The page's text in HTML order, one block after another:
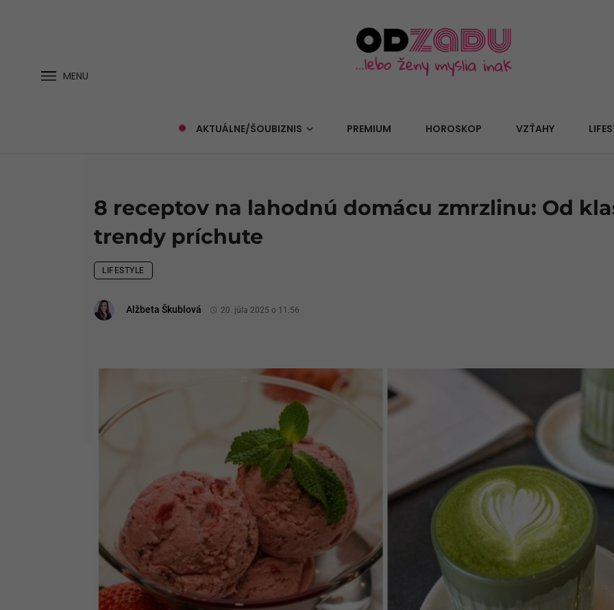
MENU
AKTUÁLNE/ŠOUBIZNIS PREMIUM HOROSKOP VZŤAHY
8 receptov na lahodnú domácu zmrzlinu: Od
trendy príchute
LIFESTYLE
Alžbeta Škublová 20. júla 2025 o 11:56